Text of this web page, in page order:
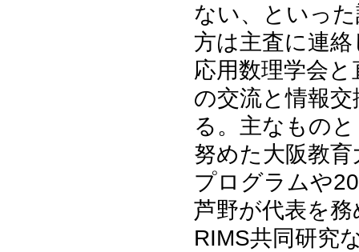
ない、といっ
方は主査に連
応用数理学会
の交流と情報
る。主なもの
努めた大阪教
プログラムや
芦野が代表を
RIMS共同研究